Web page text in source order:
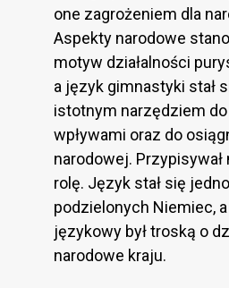
one zagrożeniem dla
Aspekty narodowe
motyw działalności
a język gimnastyki stał
istotnym narzędziem
wpływami oraz do
narodowej.
rolę. Język stał się
podzielonych Niemiec,
językowy był troską o
narodowe kraju.